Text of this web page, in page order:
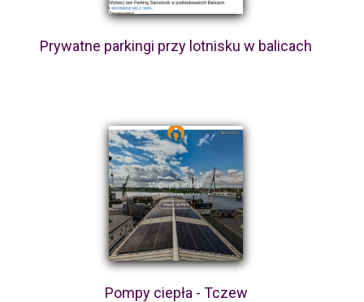
Prywatne parkingi przy lotnisku w balicach
Pompy ciepła - Tczew